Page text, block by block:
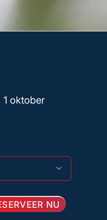
oktober

NU